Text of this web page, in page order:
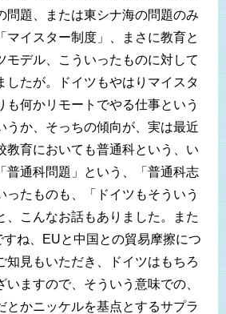
問題、または東シナ海の問題のみ
マイスター制度」、まさに教育と
モデル、こういったものに対して
したが。ドイツもやはりマイスタ
も何かリモートでやる仕事という
うか、そっちの傾向が、実は最近
教育においても普通科という、い
普通科問題」という、「普通科志
ったものも、「ドイツもそういう
、こんなお話もありました。また
ね、EUと中国との貿易摩擦につ
知見もいただき、ドイツはもちろ
いますので、そういう意味での、
とかニッケルを基点とするサプラ